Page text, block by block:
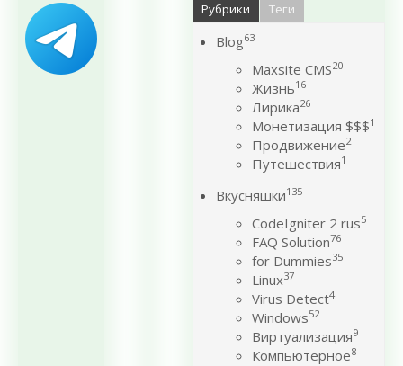
Рубрики Теги
Blog63
Maxsite CMS20
Жизнь16
Лирика26
Монетизация $$$1
Продвижение2
Путешествия1
Вкусняшки135
CodeIgniter 2 rus5
FAQ Solution76
for Dummies35
Linux37
Virus Detect4
Windows52
Виртуализация9
Компьютерное8